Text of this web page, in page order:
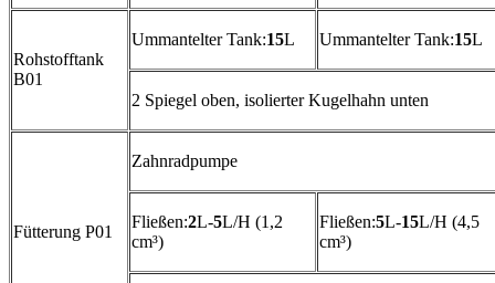
Rohstofftank
B01
Ummantelter Tank:15L Ummantelter Tank:15L
2 Spiegel oben, isolierter Kugelhahn unten
Fütterung P01
Zahnradpumpe
Fließen:2L-5L/H (1,2
cm³)
Fließen:5L-15L/H (4,5
cm³)